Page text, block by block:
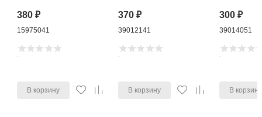
380₽
15975041
В корзину
370₽
39012141
В корзину
300₽
39014051
В корзину